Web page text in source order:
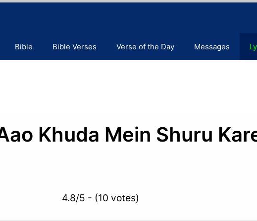
Bible Bible Verses Verse of the Day Messages
Khuda Mein Shuru
4.8/5 - (10 votes)